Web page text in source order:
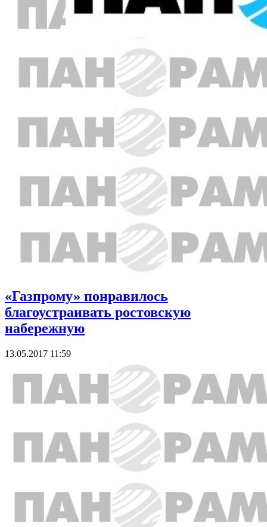
«Газпрому» понравилось
благоустраивать ростовскую
набережную
13.05.2017 11:59